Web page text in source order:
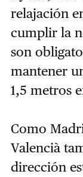
relajación
cumplir la
son
mantener
1,5 metros
Como
Valencià
dirección